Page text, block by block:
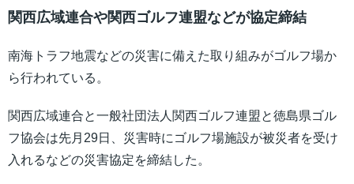
関西広域連合や関西ゴルフ連盟などが協定締結
南海トラフ地震などの災害に備えた取り組みがゴルフ場か
ら行われている。
関西広域連合と一般社団法人関西ゴルフ連盟と徳島県ゴル
フ協会は先月29日、災害時にゴルフ場施設が被災者を受け
入れるなどの災害協定を締結した。